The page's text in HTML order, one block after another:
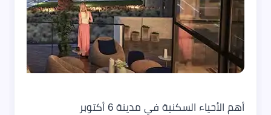
أهم الأحياء السكنية في مدينة 6 أكتوبر